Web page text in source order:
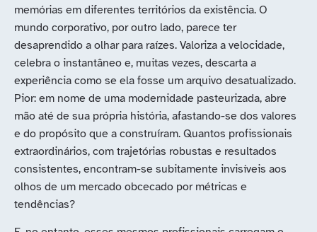
memórias em diferentes territórios da existência. O
mundo corporativo, por outro lado, parece ter
desaprendido a olhar para raízes. Valoriza a velocidade,
celebra o instantâneo e, muitas vezes, descarta a
experiência como se ela fosse um arquivo desatualizado.
Pior: em nome de uma modernidade pasteurizada, abre
mão até de sua própria história, afastando-se dos valores
e do propósito que a construíram. Quantos profissionais
extraordinários, com trajetórias robustas e resultados
consistentes, encontram-se subitamente invisíveis aos
olhos de um mercado obcecado por métricas e
tendências?